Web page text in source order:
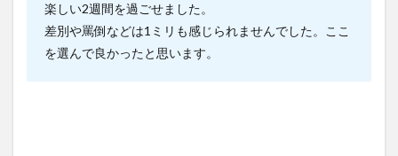
楽しい2週間を過ごせました。
差別や罵倒などは1ミリも感じられませんでした。ここ
を選んで良かったと思います。